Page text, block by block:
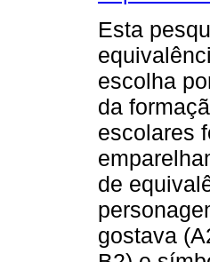
Esta
escolha
da
escolares
de
gostava